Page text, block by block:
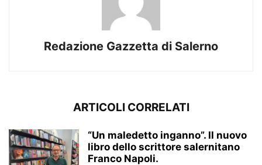
Redazione Gazzetta di Salerno
ARTICOLI CORRELATI
“Un maledetto inganno”. Il nuovo
libro dello scrittore salernitano
Franco Napoli.